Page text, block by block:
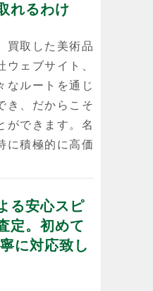
れるわけ
買取した美術品
ウェブサイト、
なルートを通じ
き、だからこそ
ができます。名
に積極的に高価
る安心スピ
定。初めて
に対応致し